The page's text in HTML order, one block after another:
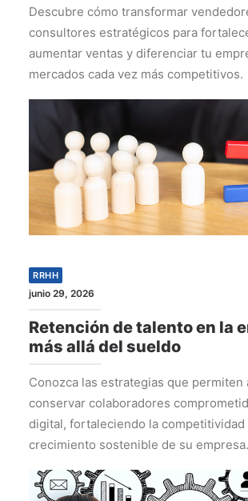
Descubre cómo transformar
consultores estratégicos para
aumentar ventas y diferenciar tu
mercados cada vez más competitivos.
RRHH
junio 29, 2026
Retención de talento en la
más allá del sueldo
Conozca las estrategias que permiten
conservar colaboradores
digital, fortaleciendo la competitividad
crecimiento sostenible de su empresa.